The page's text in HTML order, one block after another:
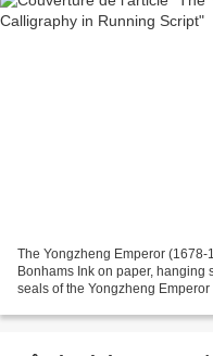
The Yongzheng Emperor
Bonhams Ink on paper, hanging
seals of the Yongzheng